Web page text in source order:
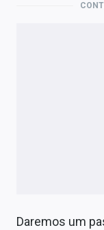
Daremos um